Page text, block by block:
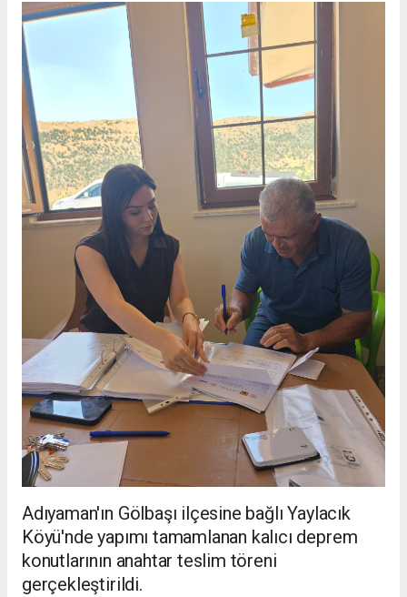
Adıyaman'ın Gölbaşı ilçesine bağlı Yaylacık
Köyü'nde yapımı tamamlanan kalıcı deprem
konutlarının anahtar teslim töreni
gerçekleştirildi.